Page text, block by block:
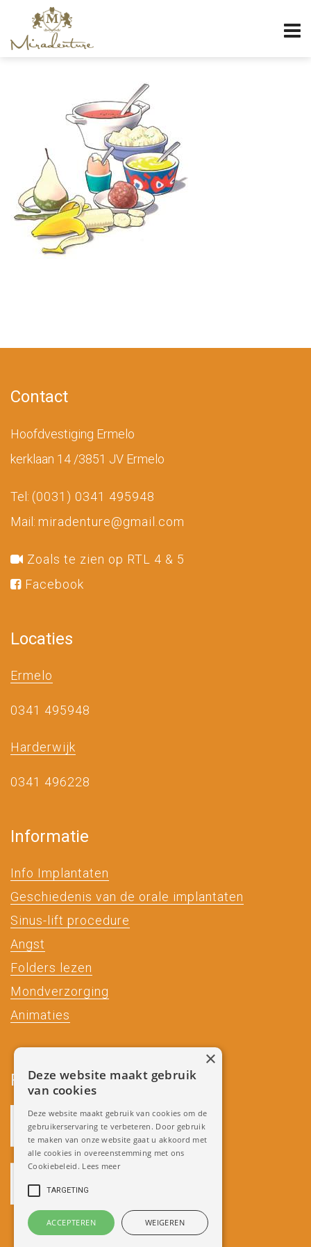
Contact
Hoofdvestiging Ermelo
kerklaan 14 /3851 JV Ermelo
Tel: (0031) 0341 495948
Mail: miradenture@gmail.com
Zoals te zien op RTL 4 & 5
Facebook
Locaties
Ermelo
0341 495948
Harderwijk
0341 496228
Informatie
Info Implantaten
Geschiedenis van de orale implantaten
Sinus-lift procedure
Angst
Folders lezen
Mondverzorging
Animaties
Partners
Deze website maakt gebruik
van cookies
Deze website maakt gebruik van cookies om de
gebruikerservaring te verbeteren. Door gebruik
te maken van onze website gaat u akkoord met
alle cookies in overeenstemming met ons
Cookiebeleid. Lees meer
TARGETING
ACCEPTEREN WEIGEREN
×